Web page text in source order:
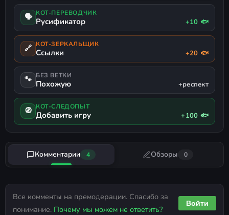
🗣 КОТ-ПЕРЕВОДЧИК
Русификатор +10 🐟
🔗 КОТ-ЗЕРКАЛЬЩИК
Ссылки +20 🐟
🐾 БЕЗ ВЕТКИ
Похожую +респект
🧭 КОТ-СЛЕДОПЫТ
Добавить игру +100 🐟
Комментарии 4 Обзоры 0
Все комменты на премодерации. Спасибо за
понимание. Почему мы можем не ответить?
Войти